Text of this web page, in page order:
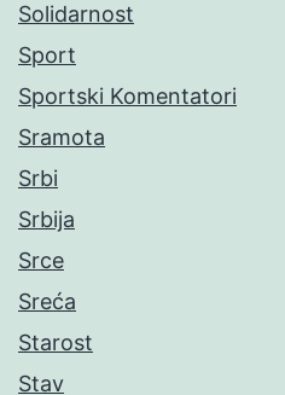
Solidarnost
Sport
Sportski Komentatori
Sramota
Srbi
Srbija
Srce
Sreća
Starost
Stav